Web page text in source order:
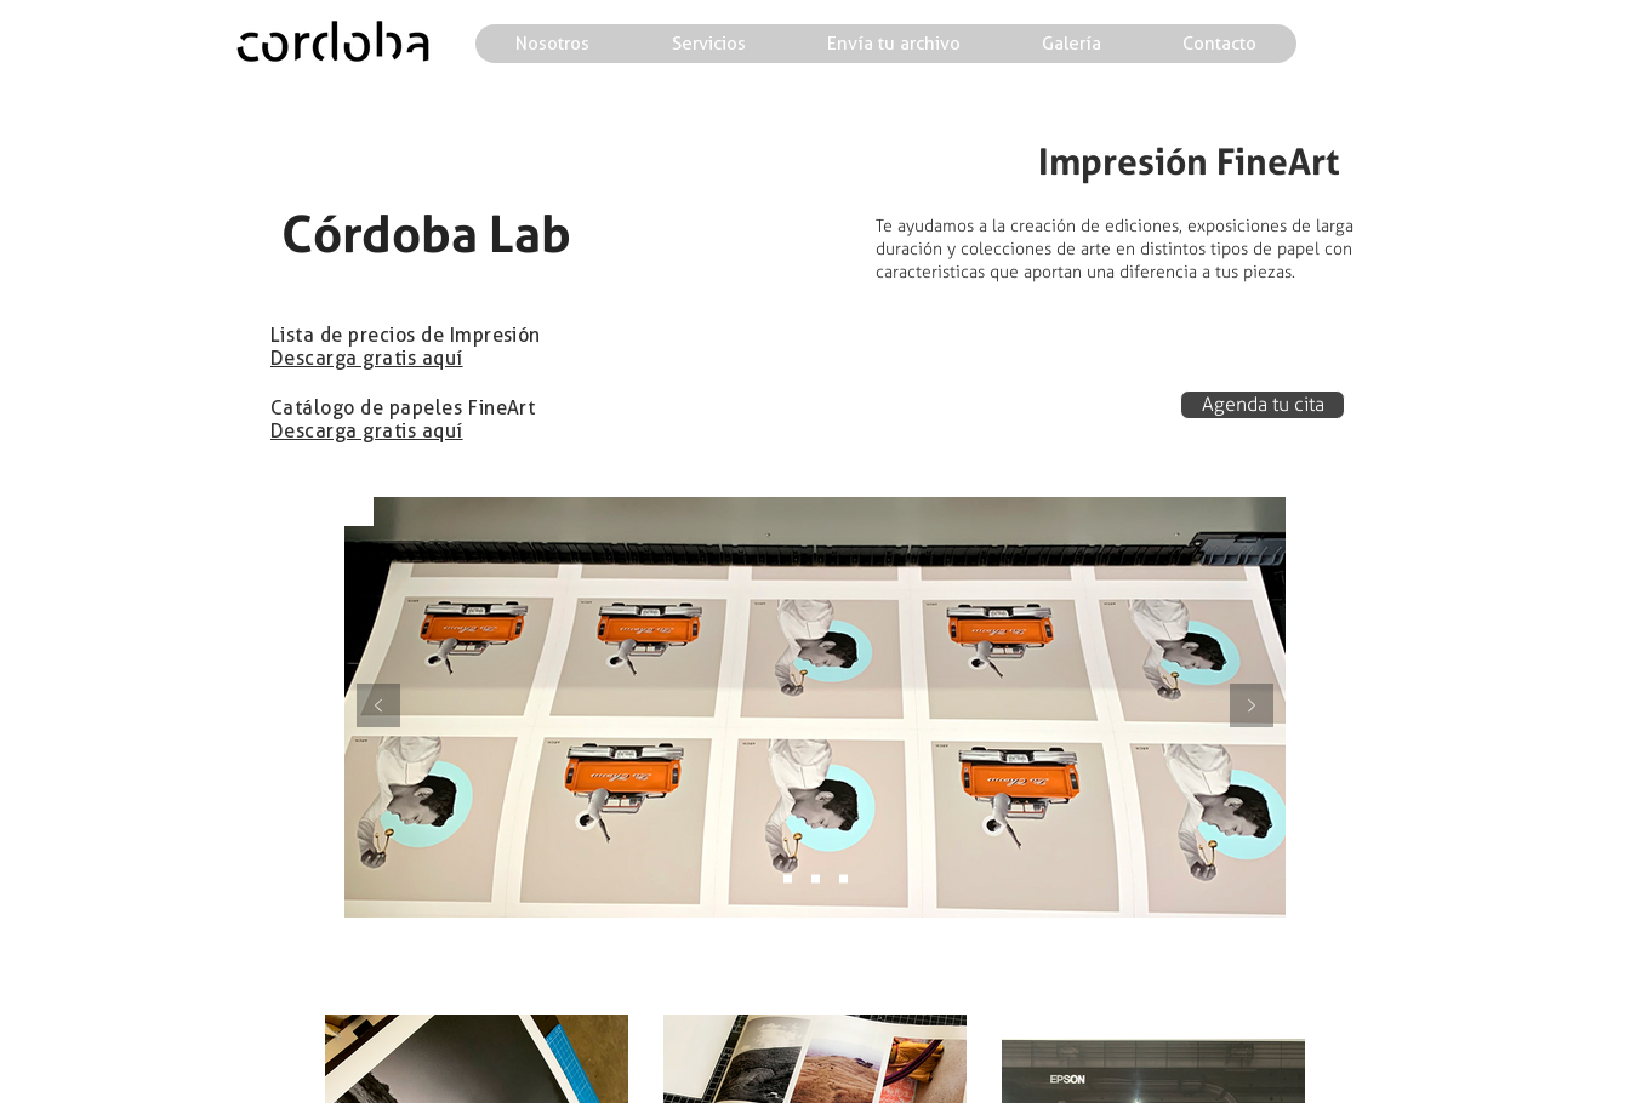
Nosotros Servicios Envía tu archivo Galería Contacto
Córdoba Lab
Impresión FineArt
Te ayudamos a la creación de ediciones, exposiciones de larga
duración y colecciones de arte en distintos tipos de papel con
caracteristicas que aportan una diferencia a tus piezas.
Lista de precios de Impresión
Descarga gratis aquí
Catálogo de papeles FineArt
Descarga gratis aquí
Agenda tu cita